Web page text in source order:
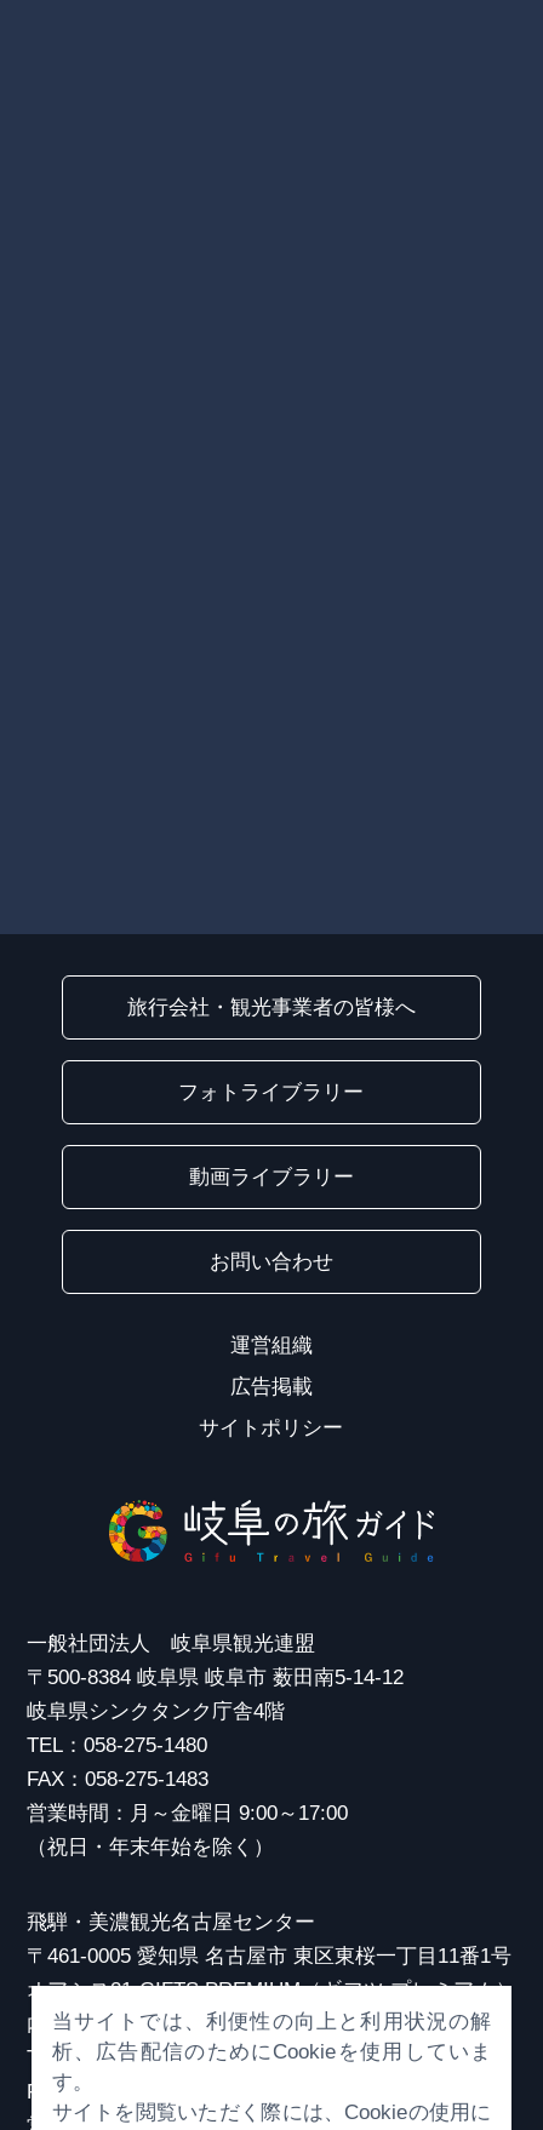
旅行会社・観光事業者の皆様へ
フォトライブラリー
動画ライブラリー
お問い合わせ
運営組織
広告掲載
サイトポリシー
一般社団法人 岐阜県観光連盟
〒500-8384 岐阜県 岐阜市 薮田南5-14-12
岐阜県シンクタンク庁舎4階
TEL：058-275-1480
FAX：058-275-1483
営業時間：月～金曜日 9:00～17:00
（祝日・年末年始を除く）
飛騨・美濃観光名古屋センター
〒461-0005 愛知県 名古屋市 東区東桜一丁目11番1号
オアシス21 GIFTS PREMIUM（ギフツ プレミアム）
内
TEL：052-253-6185
FAX：052-253-6186
当サイトでは、利便性の向上と利用状況の解
析、広告配信のためにCookieを使用していま
す。
サイトを閲覧いただく際には、Cookieの使用に